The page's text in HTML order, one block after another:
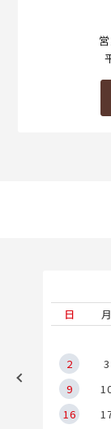
日
月
2
3
9
16